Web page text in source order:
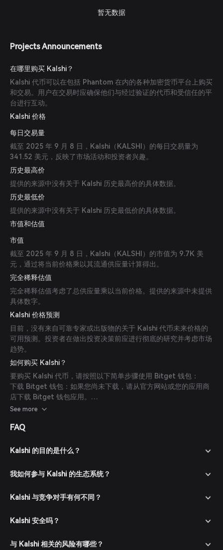
暂无数据
Projects Announcements
在哪里购买 Kalshi？
Kalshi 代币可以在包括 Phantom 在内的各种加密货币平台上购买
和交易。用户在交易时应确保他们与经过验证的代币和受信任的平
台进行互动。
Kalshi 价格
每日交易量
截至 2025 年 9 月 8 日，Kalshi（KALSHI）的每日交易量为
341.52 美元，反映了市场活动和投资者兴趣。
历史最高价
提供的来源中没有关于 Kalshi 历史最高价的具体数据。
历史最低价
提供的来源中没有关于 Kalshi 历史最低价的具体数据。
市值和估值
市值
截至 2025 年 9 月 8 日，Kalshi（KALSHI）的市值为 9.7K 美
元，通过将当前价格乘以其流通供应量计算得出。
完全稀释估值
完全稀释估值考虑了总供应量乘以当前价格。提供的来源中未提供
具体数字。
Kalshi 价格预测
目前，没有来自可靠专家或出版物的关于 Kalshi 代币未来价格的
可用预测。投资者在做出投资决策前应进行彻底的研究并考虑市场
趋势。
如何购买 Kalshi？
要购买 Kalshi 代币，请按照以下简单步骤使用 Bitget 钱包：
下载 Bitget 钱包：如果您尚未下载，请从官方网站或您的应用商
店下载 Bitget 钱包应用。
创建账户：打开应用并按照屏幕上的说明创建新账户。确保使用强
为您的钱包充值：通过转移加密货币或通过支持的支付方式使用法
导航到市场：在 Bitget 钱包中，转到市场部分，搜索 Kalshi 以查
下单：选择所需的交易对（例如，Kalshi/USDT），输入您希望购
买的金额，并确认您的订单。交易完成后，Kalshi 代币将添加到您
See more
FAQ
Kalshi 的目的是什么？
我如何参与 Kalshi 的生态系统？
Kalshi 与竞争对手有何不同？
Kalshi 安全吗？
与 Kalshi 相关的风险有哪些？